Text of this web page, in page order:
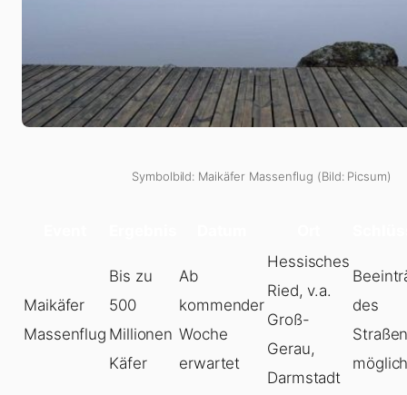
Symbolbild: Maikäfer Massenflug (Bild: Picsum)
Maikäfer
Massenflug
Bis zu
500
Millionen
Käfer
Ab
kommender
Woche
erwartet
Hessisches
Ried, v.a.
Groß-
Gerau,
Darmstadt
des